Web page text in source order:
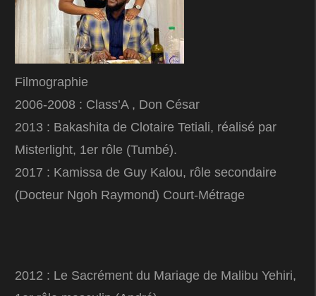
Filmographie
2006-2008 : Class’A , Don César
2013 : Bakashita de Clotaire Tetiali, réalisé par
Misterlight, 1er rôle (Tumbé).
2017 : Kamissa de Guy Kalou, rôle secondaire
(Docteur Ngoh Raymond) Court-Métrage
2012 : Le Sacrément du Mariage de Malibu Yehiri,